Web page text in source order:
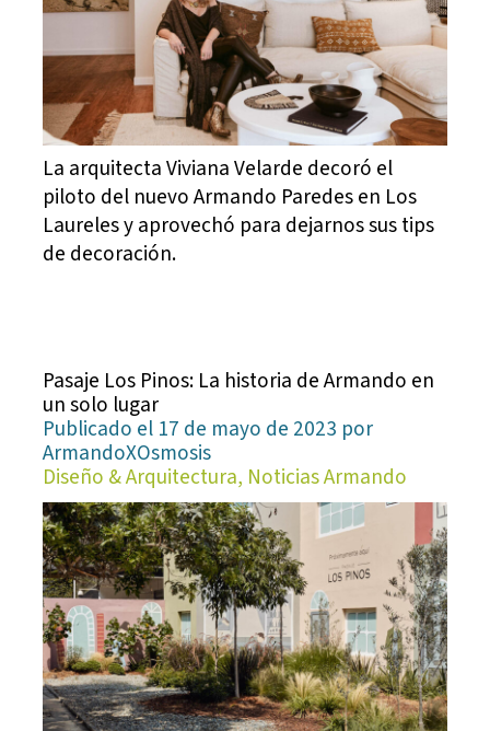
La arquitecta Viviana Velarde decoró el
piloto del nuevo Armando Paredes en Los
Laureles y aprovechó para dejarnos sus tips
de decoración.
Pasaje Los Pinos: La historia de Armando en
un solo lugar
Publicado el 17 de mayo de 2023 por
ArmandoXOsmosis
Diseño & Arquitectura, Noticias Armando